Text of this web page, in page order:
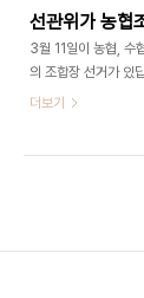
거는 그 제도가 과거
개선된 점이 있을 테
텐데요. 물론 선거관
선의 관점에서 보고
자가 느끼는 것은 다
바뀌었네요. 예전에는
선관위가 농협
3월 11일이 농협, 수
의 조합장 선거가 있
쯤 되겠는데요. 저는
더보기